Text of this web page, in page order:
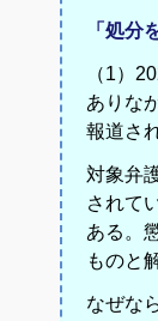
「処分
（1）
ありな
報道さ
対象弁
されて
ある。
ものと
なぜな